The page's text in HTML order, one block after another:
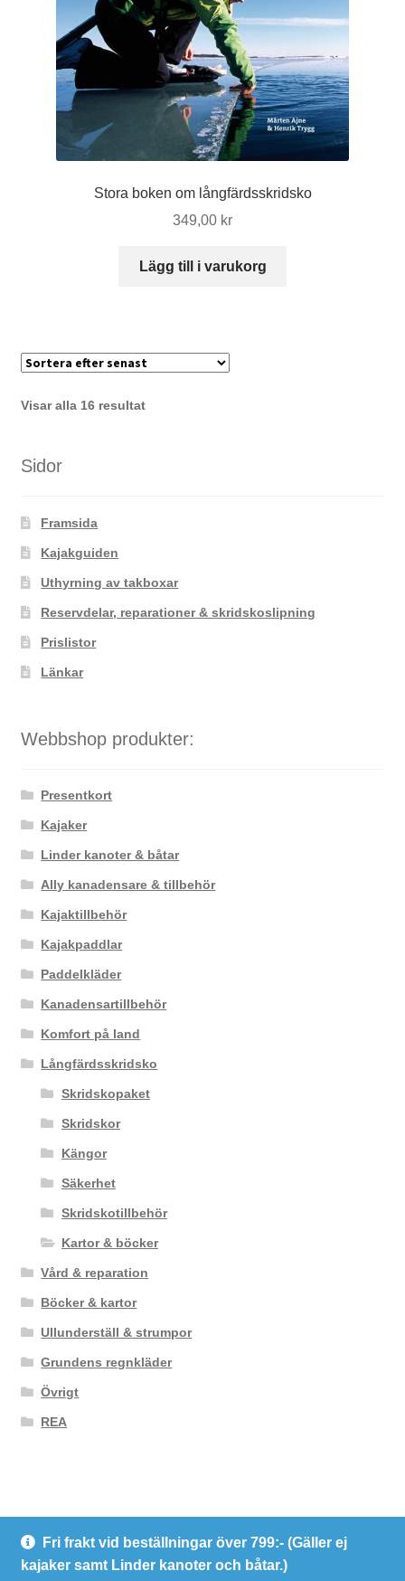
Fri frakt vid beställningar över 799:- (Gäller ej
kajaker samt Linder kanoter och båtar.)
Stora boken om långfärdsskridsko
349,00 kr
Lägg till i varukorg
Visar alla 16 resultatSortera
Sidor
Framsida
Kajakguiden
Uthyrning av takboxar
Reservdelar, reparationer & skridskoslipning
Prislistor
Länkar
Webbshop produkter:
Presentkort
Kajaker
Linder kanoter & båtar
Ally kanadensare & tillbehör
Kajaktillbehör
Kajakpaddlar
Paddelkläder
Kanadensartillbehör
Komfort på land
Långfärdsskridsko
Skridskopaket
Skridskor
Kängor
Säkerhet
Skridskotillbehör
Kartor & böcker
Vård & reparation
Böcker & kartor
Ullunderställ & strumpor
Grundens regnkläder
Övrigt
REA
© Kanotcentrum Göteborg AB
Integritetspolicy